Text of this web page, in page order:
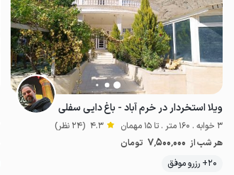
ویلا استخردار در خرم آباد - باغ دایی سفلی
3 خوابه . 160 متر . تا 15 مهمان 4.3 (24 نظر)
هر شب از 7٬500٬000 تومان
20+ رزرو موفق